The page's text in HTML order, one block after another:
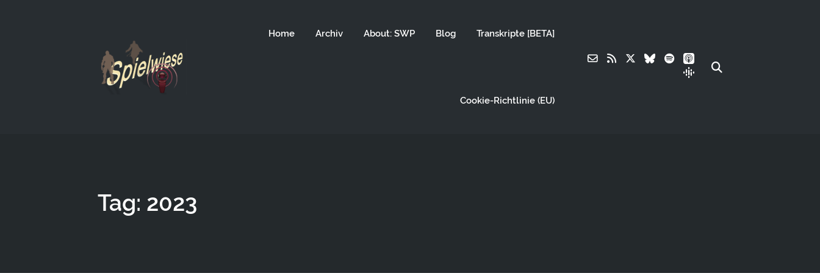
Home Archiv About: SWP Blog Transkripte [BETA]
Cookie-Richtlinie (EU)
Tag: 2023